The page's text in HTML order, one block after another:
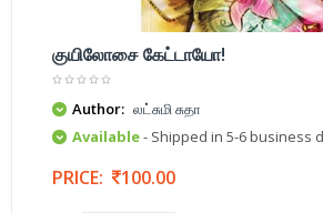
குயிலோசை கேட்டாயோ!
Author: லட்சுமி சுதா
Available- Shipped in 5-6 business
PRICE: 100.00